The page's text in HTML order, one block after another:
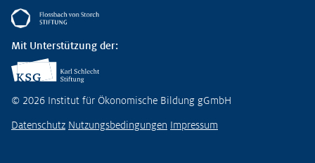
Mit Unterstützung der:
© 2026 Institut für Ökonomische Bildung gGmbH
Datenschutz Nutzungsbedingungen Impressum